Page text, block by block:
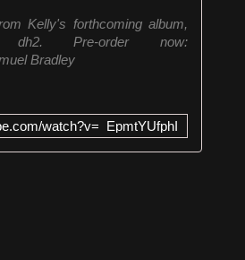
Kelly's forthcoming album,
Pre-order now:
Bradley
watch?v=_EpmtYUfphI